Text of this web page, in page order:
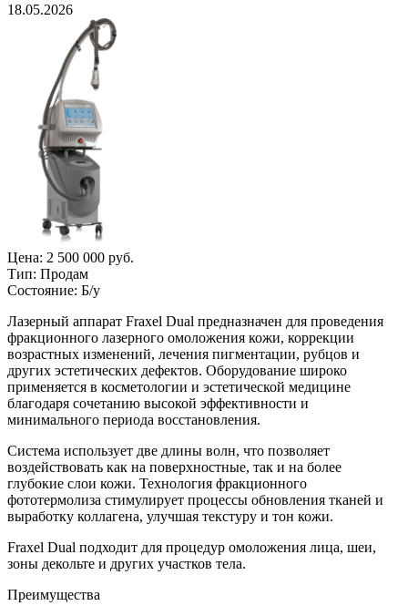
18.05.2026
Цена: 2 500 000 руб.
Тип: Продам
Состояние: Б/у
Лазерный аппарат Fraxel Dual предназначен для проведения
фракционного лазерного омоложения кожи, коррекции
возрастных изменений, лечения пигментации, рубцов и
других эстетических дефектов. Оборудование широко
применяется в косметологии и эстетической медицине
благодаря сочетанию высокой эффективности и
минимального периода восстановления.
Система использует две длины волн, что позволяет
воздействовать как на поверхностные, так и на более
глубокие слои кожи. Технология фракционного
фототермолиза стимулирует процессы обновления тканей и
выработку коллагена, улучшая текстуру и тон кожи.
Fraxel Dual подходит для процедур омоложения лица, шеи,
зоны декольте и других участков тела.
Преимущества